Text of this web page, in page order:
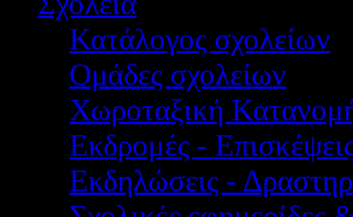
Κατάλογος σχολείων
Ομάδες σχολείων
Χωροταξική
Εκδρομές -
Εκδηλώσεις -